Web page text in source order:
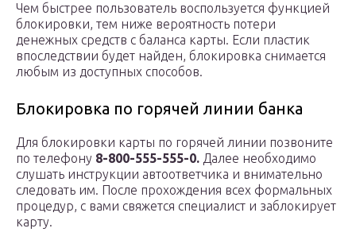
Чем быстрее пользователь воспользуется функцией
блокировки, тем ниже вероятность потери
денежных средств с баланса карты. Если пластик
впоследствии будет найден, блокировка снимается
любым из доступных способов.
Блокировка по горячей линии банка
Для блокировки карты по горячей линии позвоните
по телефону 8-800-555-555-0. Далее необходимо
слушать инструкции автоответчика и внимательно
следовать им. После прохождения всех формальных
процедур, с вами свяжется специалист и заблокирует
карту.